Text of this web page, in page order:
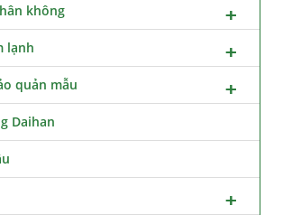
không
lạnh
quản mẫu
Daihan